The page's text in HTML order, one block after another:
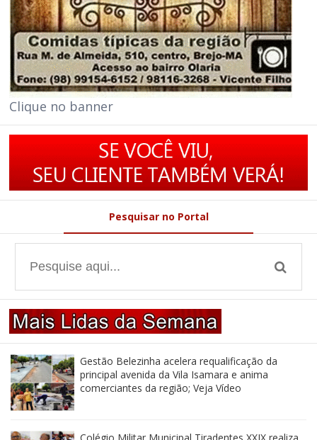
Clique no banner
Pesquisar no Portal
Gestão Belezinha acelera requalificação da
principal avenida da Vila Isamara e anima
comerciantes da região; Veja Vídeo